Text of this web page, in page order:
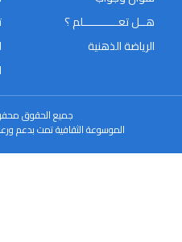
هــل تعـــــــــــلم ؟
الرياضة الذهنية
جميع الحقوق
الموسوعة الثقافية تمت بدعم